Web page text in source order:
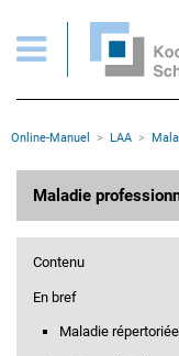
Pages
Page d'accueil
Contenu
Plan du site
Rootline
Online-Manuel LAA
Maladie
Contenu
En bref
Maladie